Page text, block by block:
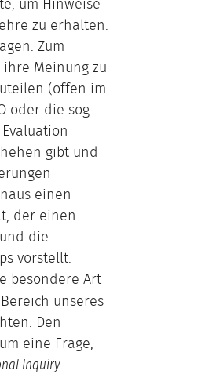
um Hinweise
zu erhalten.
Zum
Meinung zu
(offen im
oder die sog.
gibt und
einen
der einen
die
vorstellt.
besondere Art
unseres
Den
eine Frage,
Inquiry